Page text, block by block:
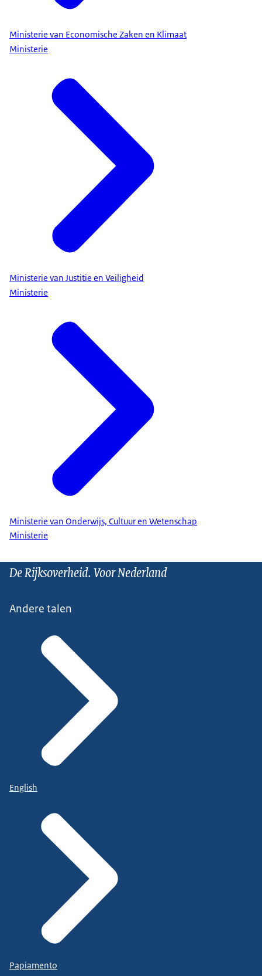
Ministerie van Economische Zaken en Klimaat
Ministerie
Ministerie van Justitie en Veiligheid
Ministerie
Ministerie van Onderwijs, Cultuur en Wetenschap
Ministerie
De Rijksoverheid. Voor Nederland
Andere talen
English
Papiamento